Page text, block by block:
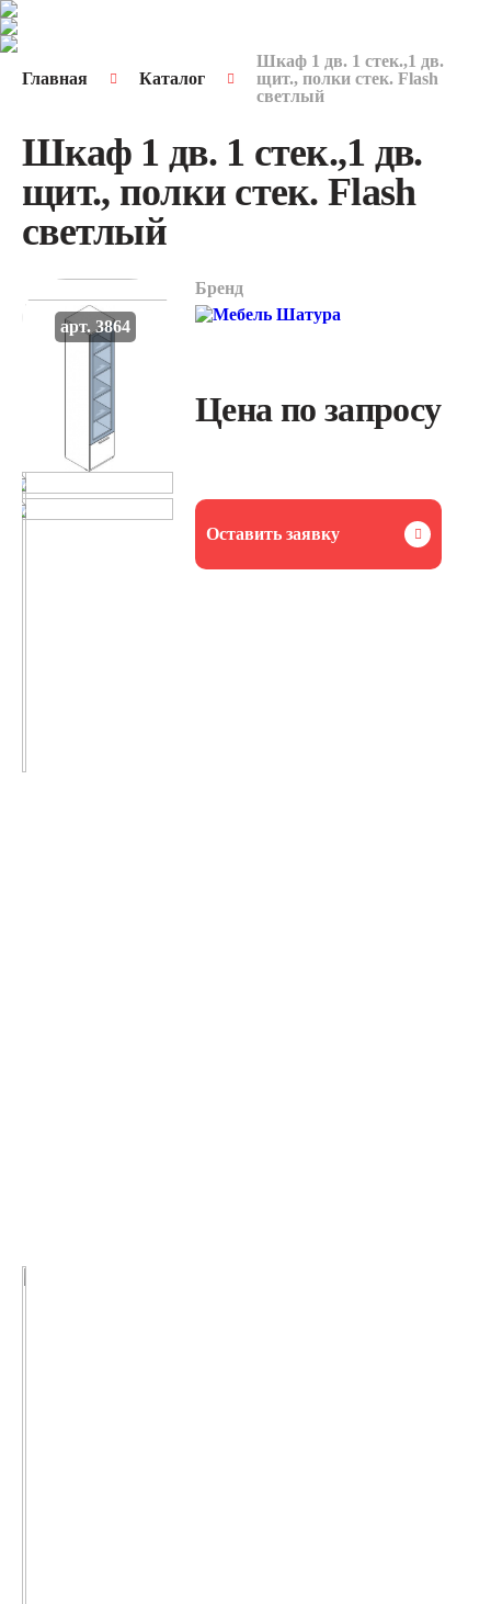
Главная Каталог
Шкаф 1 дв. 1 стек.,1 дв.
щит., полки стек. Flash
светлый
Шкаф 1 дв. 1 стек.,1 дв.
щит., полки стек. Flash
светлый
арт. 3864
Бренд
Цена по запросу
Оставить заявку